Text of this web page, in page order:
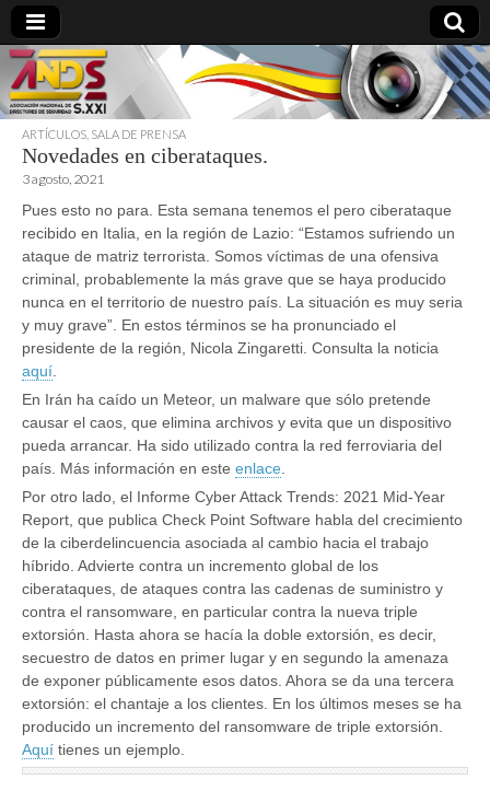
directoresdeseguridad.es
ARTÍCULOS SALA DE PRENSA
Novedades en ciberataques.
3 agosto, 2021
Pues esto no para. Esta semana tenemos el pero ciberataque
recibido en Italia, en la región de Lazio: “Estamos sufriendo un
ataque de matriz terrorista. Somos víctimas de una ofensiva
criminal, probablemente la más grave que se haya producido
nunca en el territorio de nuestro país. La situación es muy seria
y muy grave”. En estos términos se ha pronunciado el
presidente de la región, Nicola Zingaretti. Consulta la noticia
aquí
En Irán ha caído un Meteor, un malware que sólo pretende
causar el caos, que elimina archivos y evita que un dispositivo
pueda arrancar. Ha sido utilizado contra la red ferroviaria del
país. Más información en este enlace
Por otro lado, el Informe Cyber Attack Trends: 2021 Mid-Year
Report, que publica Check Point Software habla del crecimiento
de la ciberdelincuencia asociada al cambio hacia el trabajo
híbrido. Advierte contra un incremento global de los
ciberataques, de ataques contra las cadenas de suministro y
contra el ransomware, en particular contra la nueva triple
extorsión. Hasta ahora se hacía la doble extorsión, es decir,
secuestro de datos en primer lugar y en segundo la amenaza
de exponer públicamente esos datos. Ahora se da una tercera
extorsión: el chantaje a los clientes. En los últimos meses se ha
producido un incremento del ransomware de triple extorsión.
Aquí tienes un ejemplo.